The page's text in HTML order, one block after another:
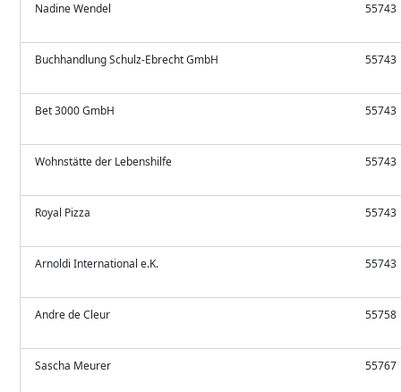
Nadine Wendel 55743
Buchhandlung Schulz-Ebrecht GmbH 55743
Bet 3000 GmbH 55743
Wohnstätte der Lebenshilfe 55743
Royal Pizza 55743
Arnoldi International e.K. 55743
Andre de Cleur 55758
Sascha Meurer 55767